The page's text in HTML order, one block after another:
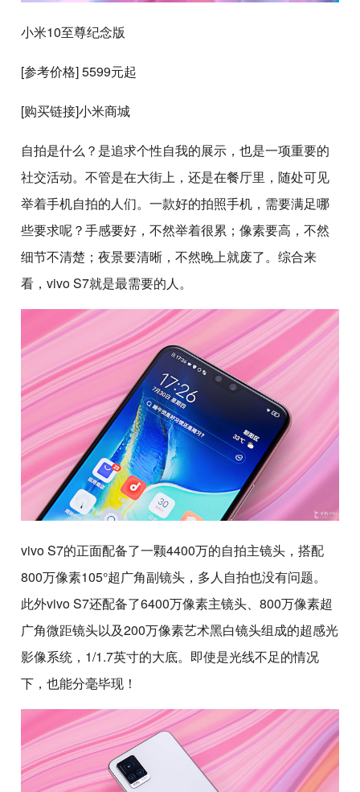
小米10至尊纪念版
[参考价格] 5599元起
[购买链接]小米商城
自拍是什么？是追求个性自我的展示，也是一项重要的
社交活动。不管是在大街上，还是在餐厅里，随处可见
举着手机自拍的人们。一款好的拍照手机，需要满足哪
些要求呢？手感要好，不然举着很累；像素要高，不然
细节不清楚；夜景要清晰，不然晚上就废了。综合来
看，vivo S7就是最需要的人。
vivo S7的正面配备了一颗4400万的自拍主镜头，搭配
800万像素105°超广角副镜头，多人自拍也没有问题。
此外vivo S7还配备了6400万像素主镜头、800万像素超
广角微距镜头以及200万像素艺术黑白镜头组成的超感光
影像系统，1/1.7英寸的大底。即使是光线不足的情况
下，也能分毫毕现！